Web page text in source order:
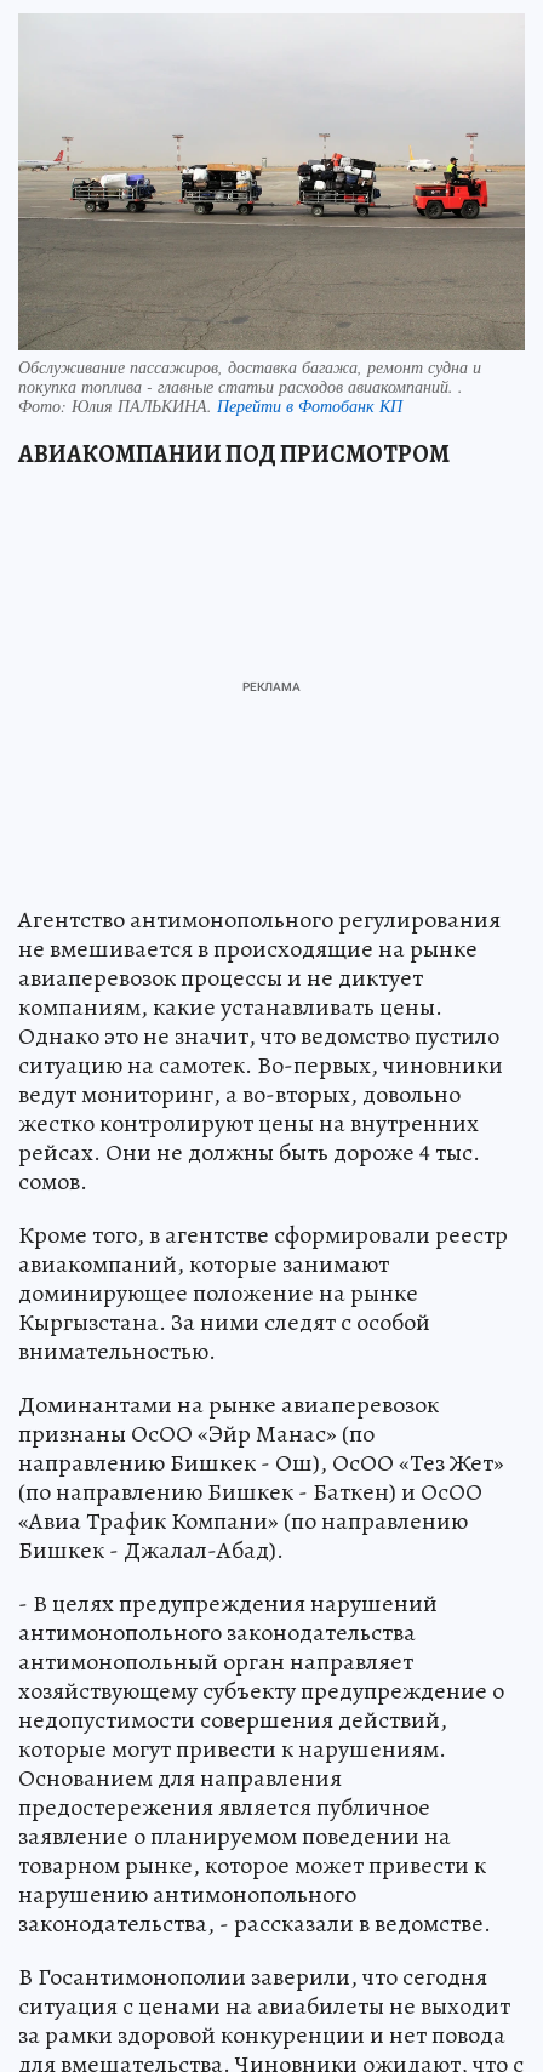
Обслуживание пассажиров, доставка багажа, ремонт судна и
покупка топлива - главные статьи расходов авиакомпаний. .
Фото: Юлия ПАЛЬКИНА. Перейти в Фотобанк КП
АВИАКОМПАНИИ ПОД ПРИСМОТРОМ
Агентство антимонопольного регулирования
не вмешивается в происходящие на рынке
авиаперевозок процессы и не диктует
компаниям, какие устанавливать цены.
Однако это не значит, что ведомство пустило
ситуацию на самотек. Во-первых, чиновники
ведут мониторинг, а во-вторых, довольно
жестко контролируют цены на внутренних
рейсах. Они не должны быть дороже 4 тыс.
сомов.
Кроме того, в агентстве сформировали реестр
авиакомпаний, которые занимают
доминирующее положение на рынке
Кыргызстана. За ними следят с особой
внимательностью.
Доминантами на рынке авиаперевозок
признаны ОсОО «Эйр Манас» (по
направлению Бишкек - Ош), ОсОО «Тез Жет»
(по направлению Бишкек - Баткен) и ОсОО
«Авиа Трафик Компани» (по направлению
Бишкек - Джалал-Абад).
- В целях предупреждения нарушений
антимонопольного законодательства
антимонопольный орган направляет
хозяйствующему субъекту предупреждение о
недопустимости совершения действий,
которые могут привести к нарушениям.
Основанием для направления
предостережения является публичное
заявление о планируемом поведении на
товарном рынке, которое может привести к
нарушению антимонопольного
законодательства, - рассказали в ведомстве.
В Госантимонополии заверили, что сегодня
ситуация с ценами на авиабилеты не выходит
за рамки здоровой конкуренции и нет повода
для вмешательства. Чиновники ожидают, что с